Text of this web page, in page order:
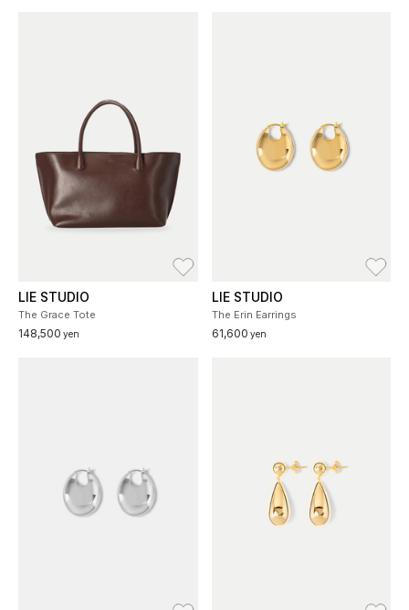
LIE STUDIO
The Grace Tote
148,500 yen
LIE STUDIO
The Erin Earrings
61,600 yen